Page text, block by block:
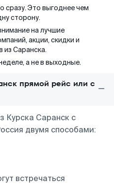
сразу. Это выгоднее чем
сторону.
на лучшие
акции, скидки и
из Саранска.
а не в выходные.
прямой рейс или с
Курска Саранск с
двумя способами:
встречаться